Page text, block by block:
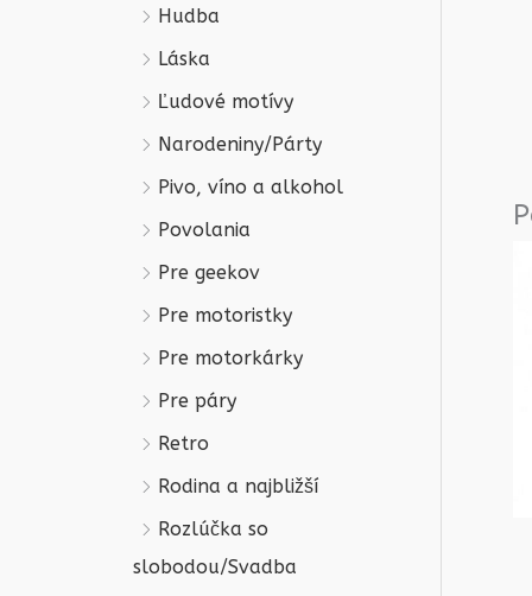
Hudba
Láska
Ľudové motívy
Narodeniny/Párty
Pivo, víno a alkohol
Povolania
Pre geekov
Pre motoristky
Pre motorkárky
Pre páry
Retro
Rodina a najbližší
Rozlúčka so
slobodou/Svadba